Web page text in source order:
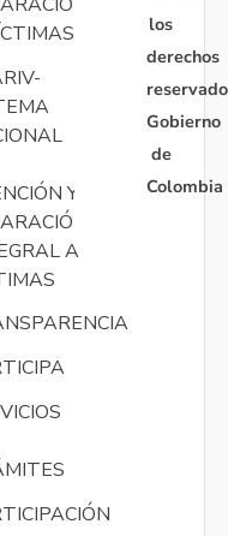
Y
A
los
derechos
Gobierno
de
Colombia